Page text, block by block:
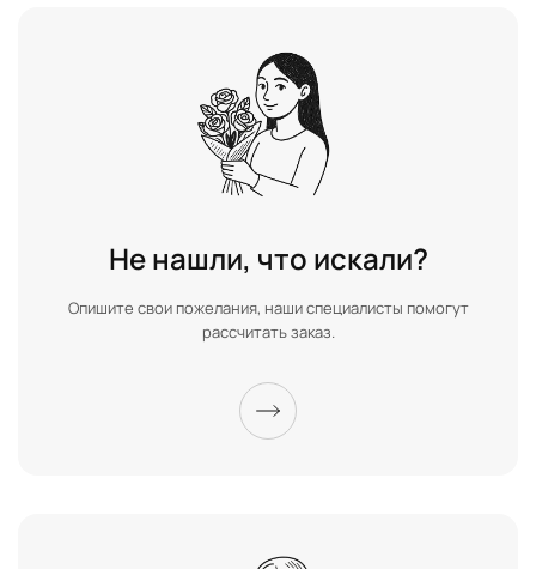
Не нашли, что искали?
Опишите свои пожелания, наши специалисты помогут
рассчитать заказ.